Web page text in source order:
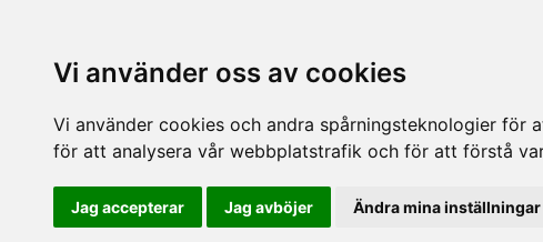
Vi använder oss av cookies
Vi använder cookies och andra spårningsteknologier
för att analysera vår webbplatstrafik och för att förstå
Jag accepterar Jag avböjer Ändra mina inställningar